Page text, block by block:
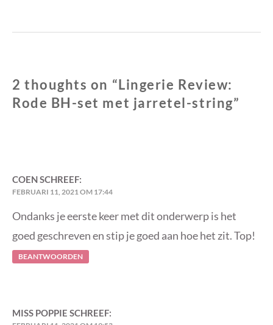
STRING
2 thoughts on “Lingerie Review:
Rode BH-set met jarretel-string”
COENSCHREEF:
FEBRUARI 11, 2021 OM 17:44
Ondanks je eerste keer met dit onderwerp is het
goed geschreven en stip je goed aan hoe het zit. Top!
BEANTWOORDEN
MISS POPPIE SCHREEF: